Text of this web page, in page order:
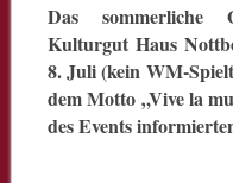
Das sommerliche
Kulturgut Haus
8. Juli (kein WM-
dem Motto „Vive la
des Events